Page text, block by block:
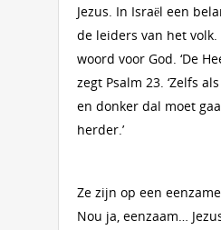
Jezus. In Israël een
de leiders van het volk.
woord voor God. ‘De
zegt Psalm 23. ‘Zelfs
en donker dal moet
herder.’
Ze zijn op een
Nou ja, eenzaam…